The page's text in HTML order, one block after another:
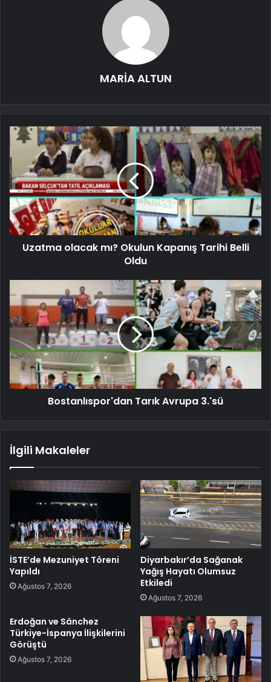
MARİA ALTUN
Uzatma olacak mı? Okulun Kapanış Tarihi Belli
Oldu
Bostanlıspor'dan Tarık Avrupa 3.'sü
İlgili Makaleler
İSTE’de Mezuniyet Töreni
Yapıldı
Ağustos 7, 2026
Diyarbakır’da Sağanak
Yağış Hayatı Olumsuz
Etkiledi
Ağustos 7, 2026
Erdoğan ve Sánchez
Türkiye-İspanya İlişkilerini
Görüştü
Ağustos 7, 2026